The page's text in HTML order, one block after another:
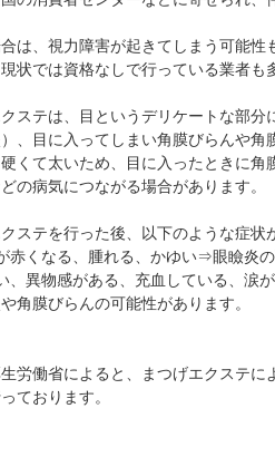
は、視力障害が起きてしまう可能
状では資格なしで行っている業者も
クステは、目というデリケートな部
）、目に入ってしまい角膜びらんや角
くて太いため、目に入ったときに角
の病気につながる場合があります。
ステを行った後、以下のような症状
赤くなる、腫れる、かゆい⇒眼瞼炎
、異物感がある、充血している、涙
角膜びらんの可能性があります。
生労働省によると、まつげエクステ
ております。